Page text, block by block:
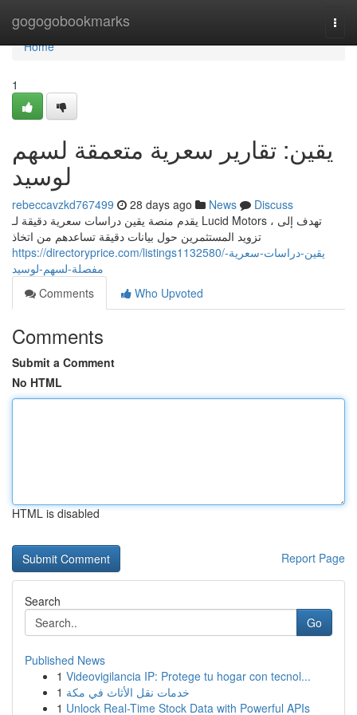
gogogobookmarks
Home
Home
1
يقين: تقارير سعرية متعمقة لسهم
لوسيد
rebeccavzkd767499 28 days ago News
Discuss
يقدم منصة يقين دراسات سعرية دقيقة لـ Lucid Motors ، تهدف إلى
تزويد المستثمرين حول بيانات دقيقة تساعدهم من اتخاذ
https://directoryprice.com/listings1132580/يقين-دراسات-سعرية-
مفصلة-لسهم-لوسيد
Comments
Who Upvoted
Comments
Submit a Comment
No HTML
HTML is disabled
Report Page
Search
Go
Published News
1 Videovigilancia IP: Protege tu hogar con tecnol...
1 خدمات نقل الأثاث في مكة
1 Unlock Real-Time Stock Data with Powerful APIs